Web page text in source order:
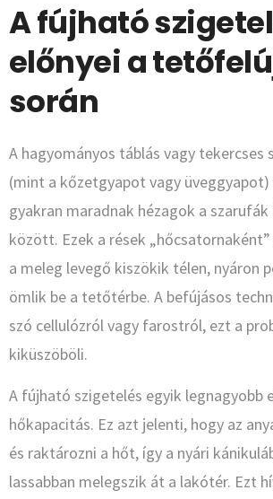
A fújható
előnyei a
során
A hagyományos táblás vagy tekercses
(mint a kőzetgyapot vagy üveggyapot)
gyakran maradnak hézagok a szarufák
között. Ezek a rések
a meleg levegő kiszökik télen, nyáron
ömlik be a tetőtérbe. A befújásos
szó cellulózról vagy farostról, ezt a
kiküszöböli.
A fújható szigetelés egyik legnagyobb
hőkapacitás. Ez azt jelenti, hogy az
és raktározni a hőt, így a nyári
lassabban melegszik át a lakótér. Ezt